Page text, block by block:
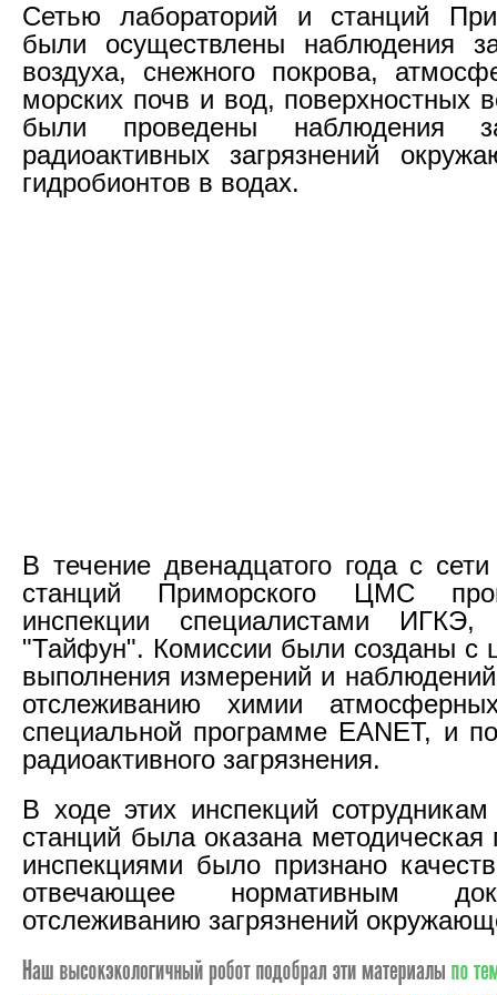
Сетью лабораторий и станций
были осуществлены наблюдения
воздуха, снежного покрова,
морских почв и вод, поверхностных
были проведены наблюдения
радиоактивных загрязнений
гидробионтов в водах.
В течение двенадцатого года с
станций Приморского ЦМС
инспекции специалистами
"Тайфун". Комиссии были созданы с
выполнения измерений и
отслеживанию химии
специальной программе EANET, и
радиоактивного загрязнения.
В ходе этих инспекций
станций была оказана
инспекциями было признано
отвечающее нормативным
отслеживанию загрязнений